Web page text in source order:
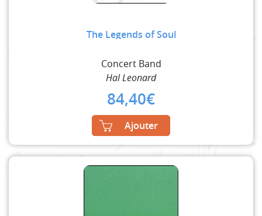
The Legends of Soul
Concert Band
Hal Leonard
84,40€
Ajouter